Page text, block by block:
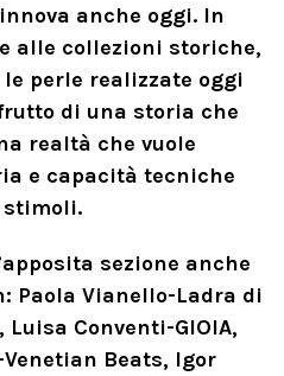
anche oggi. In
alle collezioni storiche,
perle realizzate oggi
di una storia che
realtà che vuole
e capacità tecniche
stimoli.
sezione anche
Paola Vianello-Ladra di
Conventi-GIOIA,
Venetian Beats, Igor